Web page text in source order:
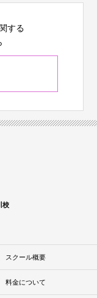
する
校
スクール概要
料金について